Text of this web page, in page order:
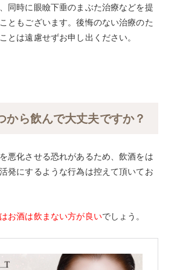
同時に眼瞼下垂のまぶた治療などを提
ともございます。後悔のない治療のた
とは遠慮せずお申し出ください。
から飲んで大丈夫ですか？
悪化させる恐れがあるため、飲酒をは
発にするような行為は控えて頂いてお
お酒は飲まない方が良いでしょう。